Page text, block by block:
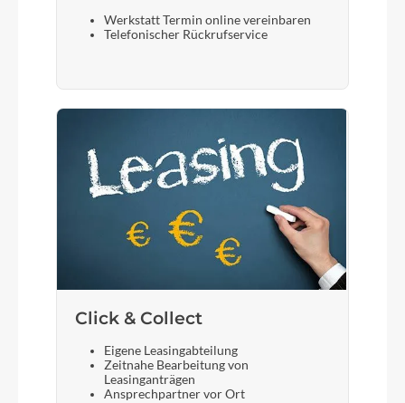
Werkstatt Termin online vereinbaren
Telefonischer Rückrufservice
Click & Collect
Eigene Leasingabteilung
Zeitnahe Bearbeitung von
Leasinganträgen
Ansprechpartner vor Ort